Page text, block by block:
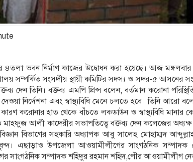
৪তলা ভবন নির্মাণ কাজের উদ্বোধন করা হয়েছে। আজ
সম্পর্কিত সংসদীয় স্থায়ী কমিটির সদস্য ও সদর-৫
দেন তিনি। বক্তব্য এমপি প্রিন্স বলেন, বর্তমান করোনা
নির্দেশনা এবং স্বাস্থ্যবিধি মেনে চলতে হবে। তিনি আরো
করোনার হাত থেকে বাঁচতে লকডাউন ও স্বাস্থ্যবিধি মানার
মাহফুজ আলী কাদেরীর সভাপতিত্বে বক্তব্য দেন কলেজের
বিজ্ঞান বিভাগের সহকারি অধ্যাপক আবু সালেহ মোহাম্মদ
বৃন্দ। এছাড়াও উপজেলা আওয়ামীলীগের সাংগঠনিক
সম্পাদক শহিদুর রহমান শহিদ,পৌর আওয়ামীলীগ